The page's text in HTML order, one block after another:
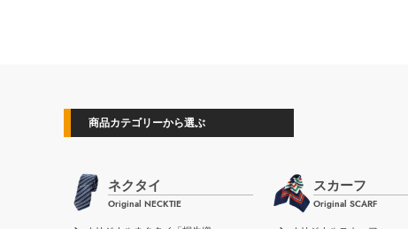
商品カテゴリーから選ぶ
ネクタイ
Original NECKTIE
スカーフ
Original SCARF